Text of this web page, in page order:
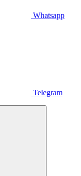
Whatsapp
Telegram